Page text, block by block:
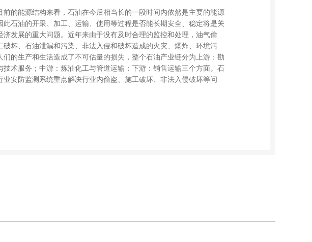
前的能源结构来看，石油在今后相当长的一段时间内依然是主要的能源
此石油的开采、加工、运输、使用等过程是否能长期安全、稳定将是关
济发展的重大问题。近年来由于没有及时合理的监控和处理，油气偷
破坏、石油泄漏和污染、非法入侵和破坏造成的火灾、爆炸、环境污
们的生产和生活造成了不可估量的损失，整个石油产业链分为上游：勘
技术服务；中游：炼油化工与管道运输；下游：销售运输三个方面。石
业安防监测系统重点解决行业内偷盗、施工破坏、非法入侵破坏等问